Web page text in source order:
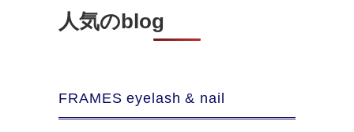
人気のblog
FRAMES eyelash & nail